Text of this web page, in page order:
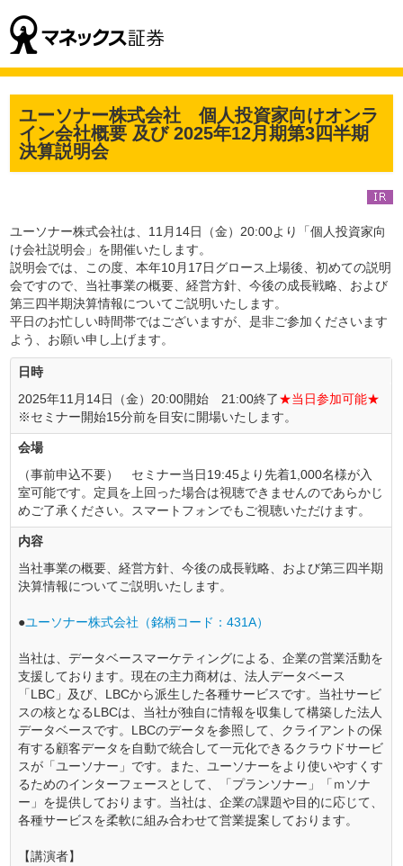
ユーソナー株式会社 個人投資家向けオンラ
イン会社概要 及び 2025年12月期第3四半期
決算説明会
ユーソナー株式会社は、11月14日（金）20:00より「個人投資家向
け会社説明会」を開催いたします。
説明会では、この度、本年10月17日グロース上場後、初めての説明
会ですので、当社事業の概要、経営方針、今後の成長戦略、および
第三四半期決算情報についてご説明いたします。
平日のお忙しい時間帯ではございますが、是非ご参加くださいます
よう、お願い申し上げます。
日時
2025年11月14日（金）20:00開始 21:00終了★当日参加可能★
※セミナー開始15分前を目安に開場いたします。
会場
（事前申込不要） セミナー当日19:45より先着1,000名様が入
室可能です。定員を上回った場合は視聴できませんのであらかじ
めご了承ください。スマートフォンでもご視聴いただけます。
内容
当社事業の概要、経営方針、今後の成長戦略、および第三四半期
決算情報についてご説明いたします。
●ユーソナー株式会社（銘柄コード：431A）
当社は、データベースマーケティングによる、企業の営業活動を
支援しております。現在の主力商材は、法人データベース
「LBC」及び、LBCから派生した各種サービスです。当社サービ
スの核となるLBCは、当社が独自に情報を収集して構築した法人
データベースです。LBCのデータを参照して、クライアントの保
有する顧客データを自動で統合して一元化できるクラウドサービ
スが「ユーソナー」です。また、ユーソナーをより使いやすくす
るためのインターフェースとして、「プランソナー」「ｍソナ
ー」を提供しております。当社は、企業の課題や目的に応じて、
各種サービスを柔軟に組み合わせて営業提案しております。
【講演者】